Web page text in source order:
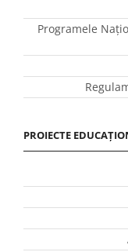
Programele
PROIECTE